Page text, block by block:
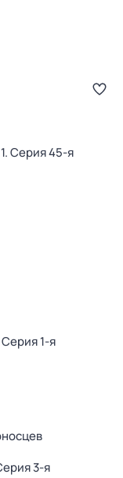
. Серия 45-я
Серия 1-я
3-я